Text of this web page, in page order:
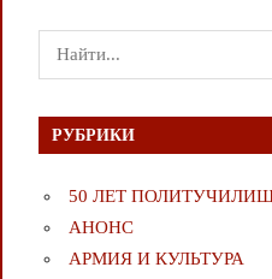
Поиск
для:
РУБРИКИ
50 ЛЕТ
АНОНС
АРМИЯ И КУЛЬТУРА